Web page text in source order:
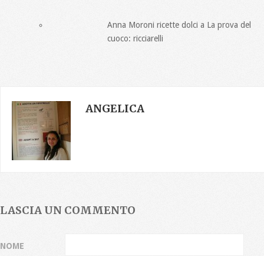
Anna Moroni ricette dolci a La prova del
cuoco: ricciarelli
ANGELICA
LASCIA UN COMMENTO
NOME